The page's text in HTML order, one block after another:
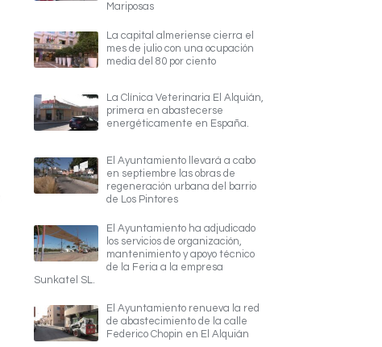
Mariposas
La capital almeriense cierra el
mes de julio con una ocupación
media del 80 por ciento
La Clínica Veterinaria El Alquián,
primera en abastecerse
energéticamente en España.
El Ayuntamiento llevará a cabo
en septiembre las obras de
regeneración urbana del barrio
de Los Pintores
El Ayuntamiento ha adjudicado
los servicios de organización,
mantenimiento y apoyo técnico
de la Feria a la empresa
Sunkatel SL.
El Ayuntamiento renueva la red
de abastecimiento de la calle
Federico Chopin en El Alquián